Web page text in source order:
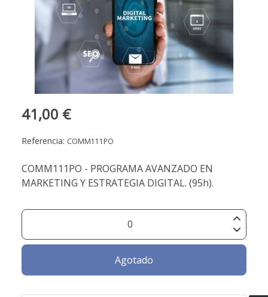
41,00 €
Referencia: COMM111PO
COMM111PO - PROGRAMA AVANZADO EN
MARKETING Y ESTRATEGIA DIGITAL. (95h).
Agotado